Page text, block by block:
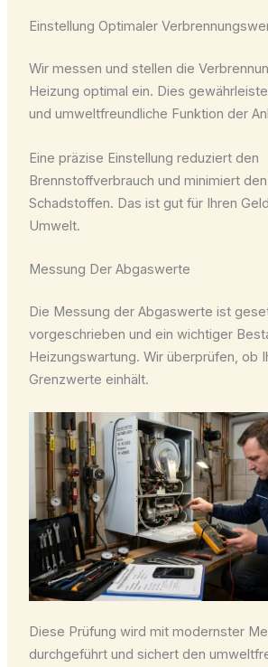
Einstellung Optimaler
Wir messen und stellen die
Heizung optimal ein. Dies
und umweltfreundliche Funktion der
Eine präzise Einstellung reduziert den
Brennstoffverbrauch und minimiert
Schadstoffen. Das ist gut für Ihren
Umwelt.
Messung Der Abgaswerte
Die Messung der Abgaswerte ist
vorgeschrieben und ein wichtiger
Heizungswartung. Wir überprüfen, ob
Grenzwerte einhält.
Diese Prüfung wird mit modernster
durchgeführt und sichert den